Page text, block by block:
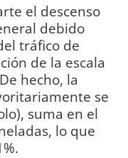
el descenso
debido
tráfico de
de la escala
hecho, la
se
suma en el
lo que